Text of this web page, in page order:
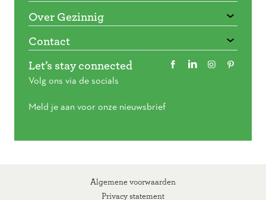
Over Gezinnig
Contact
Let’s stay connected
Volg ons via de socials
Meld je aan voor onze nieuwsbrief
Algemene voorwaarden
Privacy statement